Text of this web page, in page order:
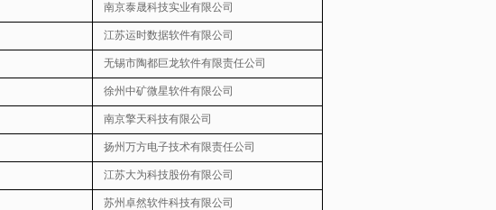
南京泰晟科技实业有限公司
江苏运时数据软件有限公司
无锡市陶都巨龙软件有限责任公司
徐州中矿微星软件有限公司
南京擎天科技有限公司
扬州万方电子技术有限责任公司
江苏大为科技股份有限公司
苏州卓然软件科技有限公司